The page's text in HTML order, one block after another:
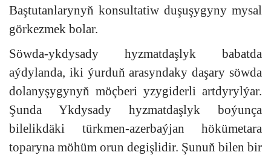
Baştutanlarynyň konsultatiw duşuşygyny mysal
görkezmek bolar.
Söwda-ykdysady hyzmatdaşlyk babatda
aýdylanda, iki ýurduň arasyndaky daşary söwda
dolanyşygynyň möçberi yzygiderli artdyrylýar.
Şunda Ykdysady hyzmatdaşlyk boýunça
bilelikdäki türkmen-azerbaýjan hökümetara
toparyna möhüm orun degişlidir. Şunuň bilen bir